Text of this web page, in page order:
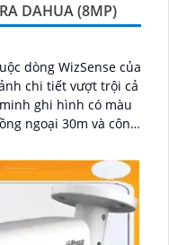
DAHUA (8MP)
dòng WizSense của
chi tiết vượt trội cả
ngoại 30m và công